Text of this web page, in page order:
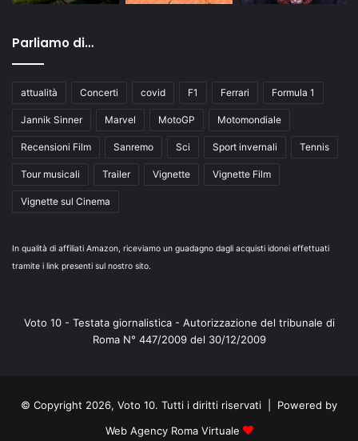
Parliamo di…
attualità Concerti covid F1 Ferrari Formula 1
Jannik Sinner Marvel MotoGP Motomondiale
Recensioni Film Sanremo Sci Sport invernali Tennis
Tour musicali Trailer Vignette Vignette Film
Vignette sul Cinema
In qualità di affiliati Amazon, riceviamo un guadagno dagli acquisti idonei effettuati
tramite i link presenti sul nostro sito.
Voto 10 - Testata giornalistica - Autorizzazione del tribunale di
Roma N° 447/2009 del 30/12/2009
© Copyright 2026, Voto 10. Tutti i diritti riservati | Powered by
Web Agency Roma Virtuale